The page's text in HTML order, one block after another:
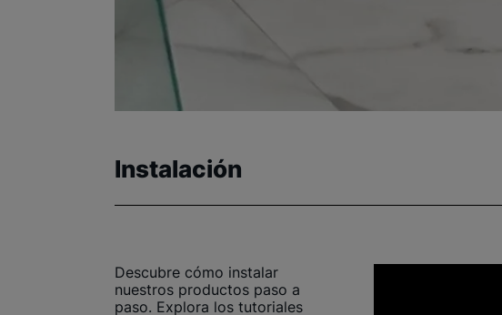
Instalación
Descubre cómo instalar
nuestros productos paso a
paso. Explora los tutoriales